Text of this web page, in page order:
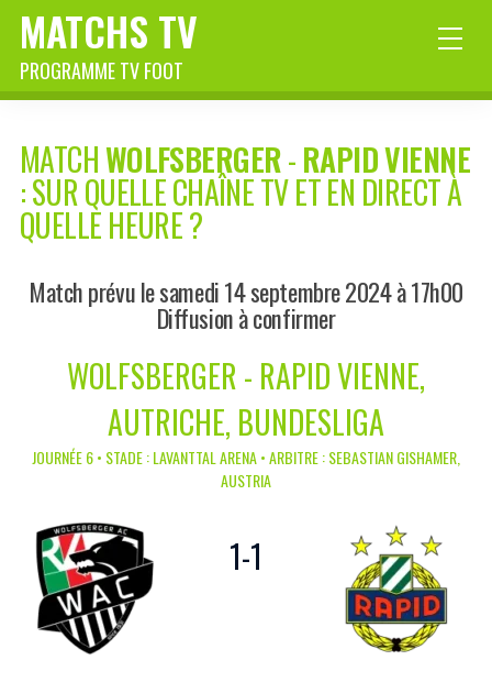
MATCHS TV
PROGRAMME TV FOOT
MATCHWOLFSBERGER-RAPID VIENNE
: SUR QUELLE CHAÎNE TV ET EN DIRECT À
QUELLE HEURE ?
Match prévu le samedi 14 septembre 2024 à 17h00
Diffusion à confirmer
WOLFSBERGER - RAPID VIENNE,
AUTRICHE, BUNDESLIGA
JOURNÉE 6 • STADE : LAVANTTAL ARENA • ARBITRE : SEBASTIAN GISHAMER,
AUSTRIA
1-1